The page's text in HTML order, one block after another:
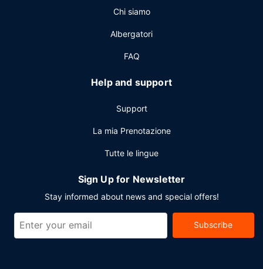
lavaggio a secco, una reception aperta 24 ore su 24 e
per eventi. Il un parcheggio (a pagamento) è disponibile in
Chi siamo
Albergatori
FAQ
Help and support
Support
La mia Prenotazione
Tutte le lingue
Sign Up for Newsletter
Stay informed about news and special offers!
Subscribe